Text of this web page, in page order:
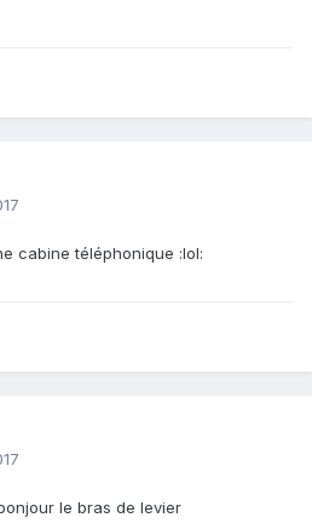
cabine téléphonique :lol:
le bras de levier